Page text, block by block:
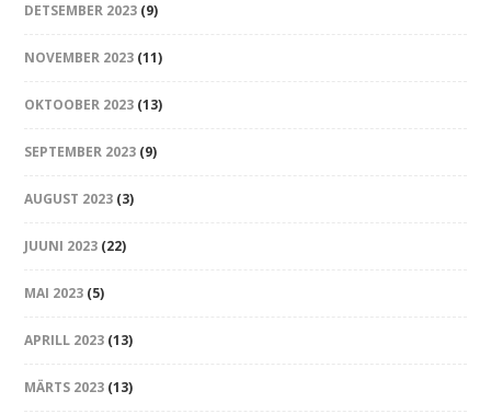
DETSEMBER 2023 (9)
NOVEMBER 2023 (11)
OKTOOBER 2023 (13)
SEPTEMBER 2023 (9)
AUGUST 2023 (3)
JUUNI 2023 (22)
MAI 2023 (5)
APRILL 2023 (13)
MÄRTS 2023 (13)